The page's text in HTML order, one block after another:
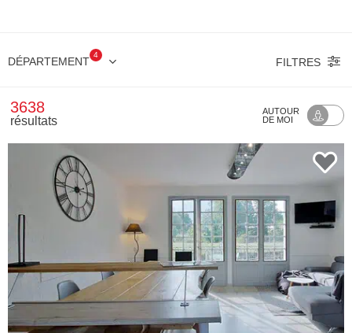
DÉPARTEMENT
4
FILTRES
3638
résultats
AUTOUR
DE MOI